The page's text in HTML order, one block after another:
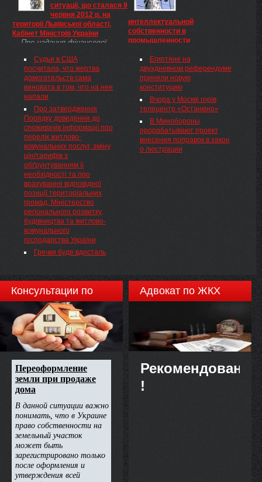
повідомляє.ситуації, що сталася 9
червня 2012 р. на
території Львівської області,
Кабінет Міністрів України
Про надання фінансової
сільськогосподарським
підприємствам, які зазнали
збитків унаслідок надзвичайної
ситуації, що сталася 9 червня
2012 р. на території Львівської
області
Судья в США
посчитала, что жертва
домогательств сама
виновата в том, что на нее
напали
Про затвердження
Порядку доведення до
споживачів інформації про
перелік житлово-
комунальних послуг, зміну
цін/тарифів з
обґрунтуванням її
необхідності та про
врахування відповідної
позиції територіальних
громад, Міністерство
регіонального розвитку,
будівництва та житлово-
комунального
господарства України
Гречки буде вдосталь
Порядок визначає процедуру
погодження суб’єктом
управління об’єктами
державної власності, який
здійснює повноваження з
управління майном державного
підприємства - боржника, умов
і порядку проведення ...
интеллектуальной
собственности в
промышленности
конференц-зале Донецкой
торгово-промышленной
палаты (г. Донецк, пр.
Киевский, 87) пройдет
конференция на тему
«Защита права
интеллектуальной
собственности и
противодействие ...
Египтяне на
двухдневном референдуме
приняли новую
конституцию
Вчора у Москві горів
телецентр «Останкіно»
В Минобороны
прорабатывают проект
внесения поправок в закон
о люстрации
Консультации по
недвижимости
Адвокат по ЖКХ
Рекомендовано
!